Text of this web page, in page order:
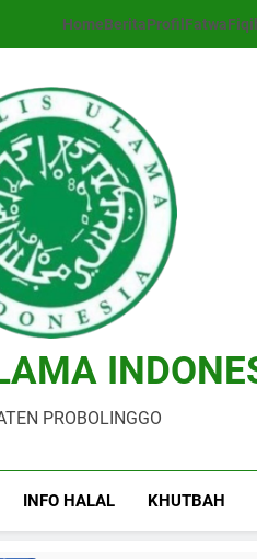
HomeBeritaProfil Fatwa
PROBOLINGGO
INFO HALAL KHUTBAH